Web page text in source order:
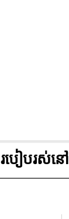
របៀបរស់នៅ